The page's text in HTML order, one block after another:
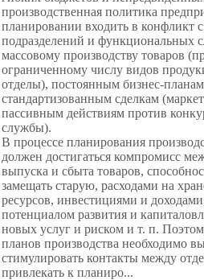
производственная политика
планировании входить в конфликт
подразделений и функциональных
массовому производству товаров
ограниченному числу видов
отделы), постоянным бизнес-
стандартизованным сделкам
пассивным действиям против
службы).
В процессе планирования
должен достигаться компромисс
выпуска и сбыта товаров,
замещать старую, расходами на
ресурсов, инвестициями и
потенциалом развития и
новых услуг и риском и т. п.
планов производства необходимо
стимулировать контакты между
привлекать к планиро...